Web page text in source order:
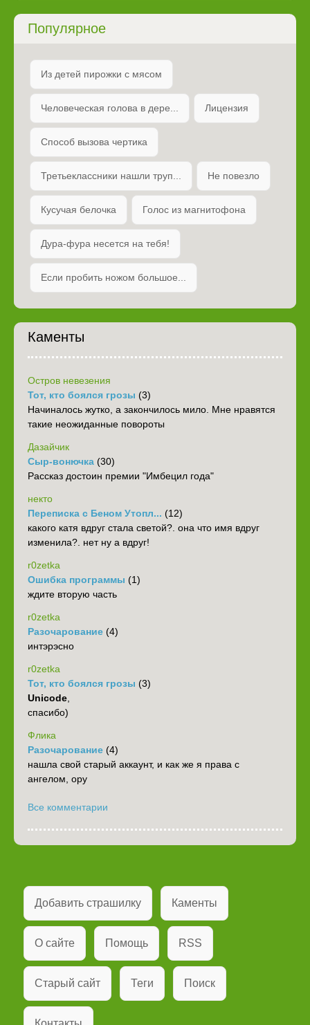
Популярное
Из детей пирожки с мясом
Человеческая голова в дере... Лицензия
Способ вызова чертика
Третьеклассники нашли труп... Не повезло
Кусучая белочка Голос из магнитофона
Дура-фура несется на тебя!
Если пробить ножом большое...
Каменты
Остров невезения
Тот, кто боялся грозы (3)
Начиналось жутко, а закончилось мило. Мне нравятся
такие неожиданные повороты
Дазайчик
Сыр-вонючка (30)
Рассказ достоин премии "Имбецил года"
некто
Переписка с Беном Утопл... (12)
какого катя вдруг стала светой?. она что имя вдруг
изменила?. нет ну а вдруг!
r0zetka
Ошибка программы (1)
ждите вторую часть
r0zetka
Разочарование (4)
интэрэсно
r0zetka
Тот, кто боялся грозы (3)
Unicode,
спасибо)
Флика
Разочарование (4)
нашла свой старый аккаунт, и как же я права с
ангелом, ору
Все комментарии
Добавить страшилку Каменты
О сайте Помощь RSS
Старый сайт Теги Поиск